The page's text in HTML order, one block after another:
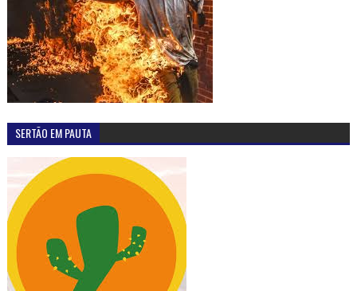
SERTÃO EM PAUTA